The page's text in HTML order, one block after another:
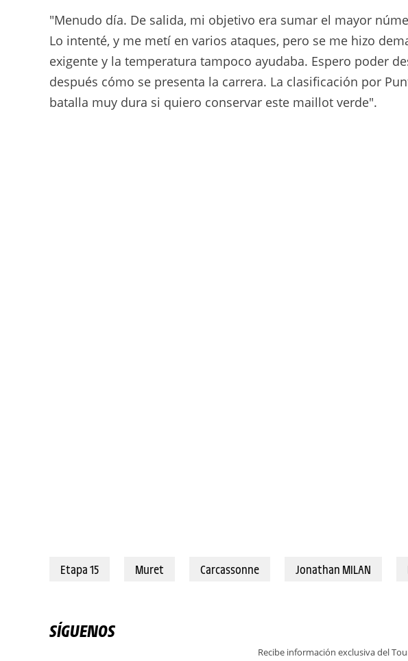
"Menudo día. De salida, mi objetivo era sumar el mayor
Lo intenté, y me metí en varios ataques, pero se me hizo
exigente y la temperatura tampoco ayudaba. Espero poder
después cómo se presenta la carrera. La clasificación por
batalla muy dura si quiero conservar este maillot verde".
Etapa 15 Muret Carcassonne Jonathan MILAN
SÍGUENOS
Recibe información exclusiva del